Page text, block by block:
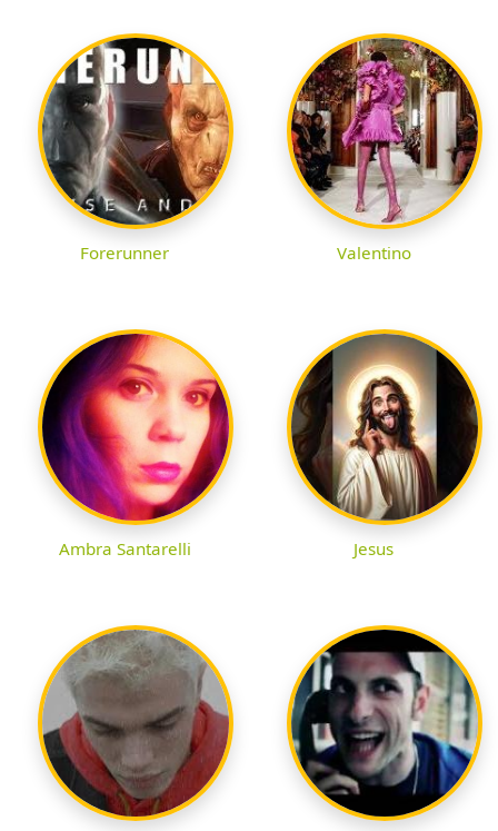
Forerunner Valentino
Ambra Santarelli Jesus